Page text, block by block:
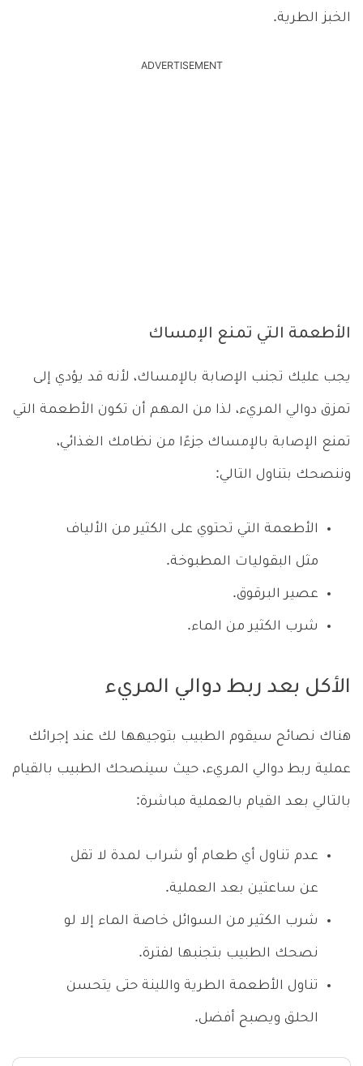
الخبز الطرية.
ADVERTISEMENT
الأطعمة التي تمنع الإمساك
يجب عليك تجنب الإصابة بالإمساك، لأنه قد يؤدي إلى
تمزق دوالي المريء، لذا من المهم أن تكون الأطعمة التي
تمنع الإصابة بالإمساك جزءًا من نظامك الغذائي،
وننصحك بتناول التالي:
الأطعمة التي تحتوي على الكثير من الألياف
مثل البقوليات المطبوخة.
عصير البرقوق.
شرب الكثير من الماء.
الأكل بعد ربط دوالي المريء
هناك نصائح سيقوم الطبيب بتوجيهها لك عند إجرائك
عملية ربط دوالي المريء، حيث سينصحك الطبيب بالقيام
بالتالي بعد القيام بالعملية مباشرة:
عدم تناول أي طعام أو شراب لمدة لا تقل
عن ساعتين بعد العملية.
شرب الكثير من السوائل خاصة الماء إلا لو
نصحك الطبيب بتجنبها لفترة.
تناول الأطعمة الطرية واللينة حتى يتحسن
الحلق ويصبح أفضل.